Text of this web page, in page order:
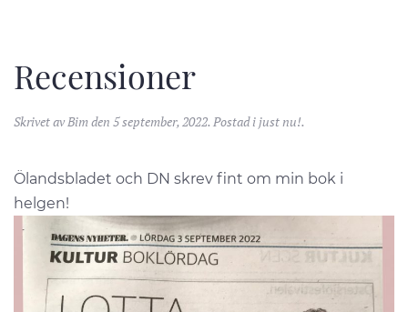
Recensioner
Skrivet avBimden 5 september, 2022. Postad ijust nu!.
Ölandsbladet och DN skrev fint om min bok i
helgen!